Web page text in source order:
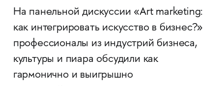
На панельной дискуссии «Art marketing:
как интегрировать искусство в бизнес?»
профессионалы из индустрий бизнеса,
культуры и пиара обсудили как
гармонично и выигрышно